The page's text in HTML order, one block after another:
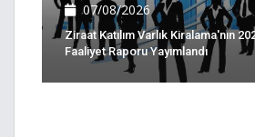
07/08/2026
Ziraat Katılım Varlık Kiralama'nın
Faaliyet Raporu Yayımlandı